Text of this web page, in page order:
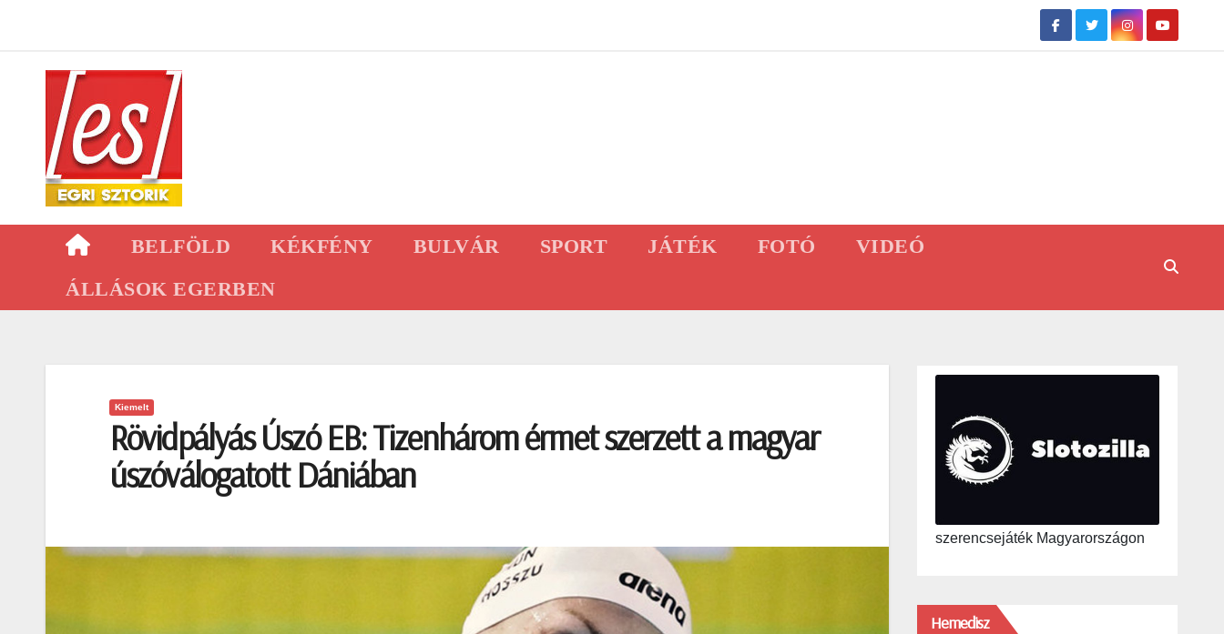
content
BELFÖLD KÉKFÉNY BULVÁR SPORT JÁTÉK FOTÓ
VIDEÓ
ÁLLÁSOK EGERBEN
Kiemelt
Rövidpályás Úszó EB: Tizenhárom érmet szerzett a magyar
úszóválogatott Dániában
szerencsejáték Magyarországon
Hemedisz